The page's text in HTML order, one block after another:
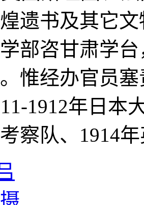
遗书及其它
部咨甘肃学
惟经办官员
1912年日本
察队、1914